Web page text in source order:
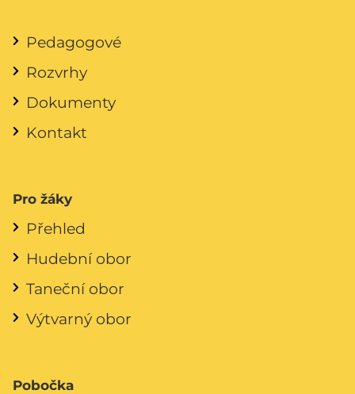
Pedagogové
Rozvrhy
Dokumenty
Kontakt
Pro žáky
Přehled
Hudební obor
Taneční obor
Výtvarný obor
Pobočka